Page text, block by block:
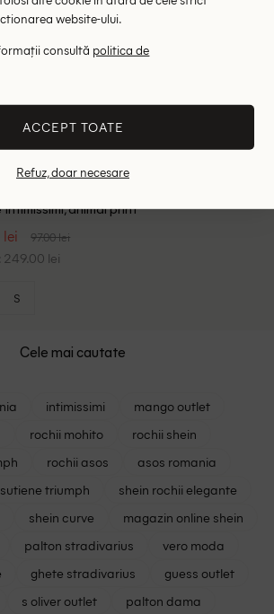
animal print
97.00 lei
249.00 lei
S
Cele mai cautate
intimissimi
mango outlet
rochii mohito
rochii shein
rochii asos
asos romania
sutiene triumph
shein rochii elegante
shein curve
magazin online shein
palton stradivarius
vero moda
ghete stradivarius
guess outlet
s oliver outlet
palton dama
website-ului.
consultă politica de
ACCEPT TOATE
Refuz, doar necesare